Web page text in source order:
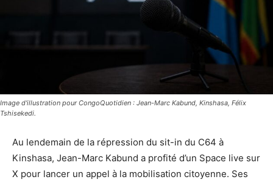
Image d'illustration pour CongoQuotidien : Jean-Marc Kabund, Kinshasa, Félix
Tshisekedi.
Au lendemain de la répression du sit-in du C64 à
Kinshasa, Jean-Marc Kabund a profité d’un Space live sur
X pour lancer un appel à la mobilisation citoyenne. Ses